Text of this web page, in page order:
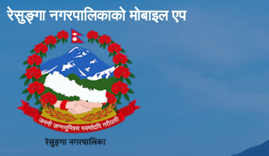
रेसुङ्गा नगरपालिकाकाे माेबाइल एप